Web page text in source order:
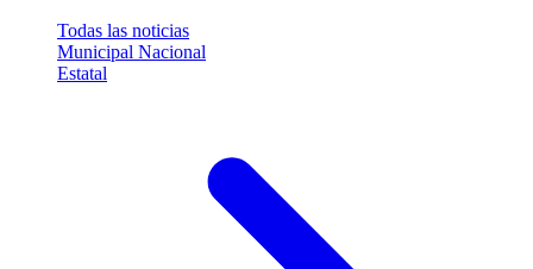
Todas las noticias
Municipal Nacional
Estatal